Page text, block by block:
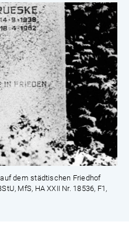
dem städtischen Friedhof
MfS, HA XXII Nr. 18536, F1,